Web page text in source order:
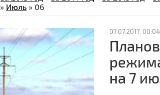
» Июль » 06
07.07.2017, 00:04 |
на 7